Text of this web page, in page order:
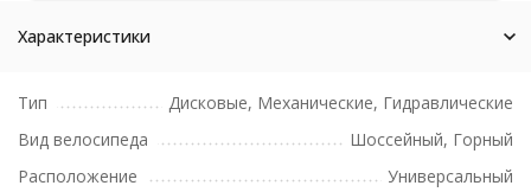
Характеристики
Тип
Дисковые, Механические, Гидравлические
Вид велосипеда
Шоссейный, Горный
Расположение
Универсальный